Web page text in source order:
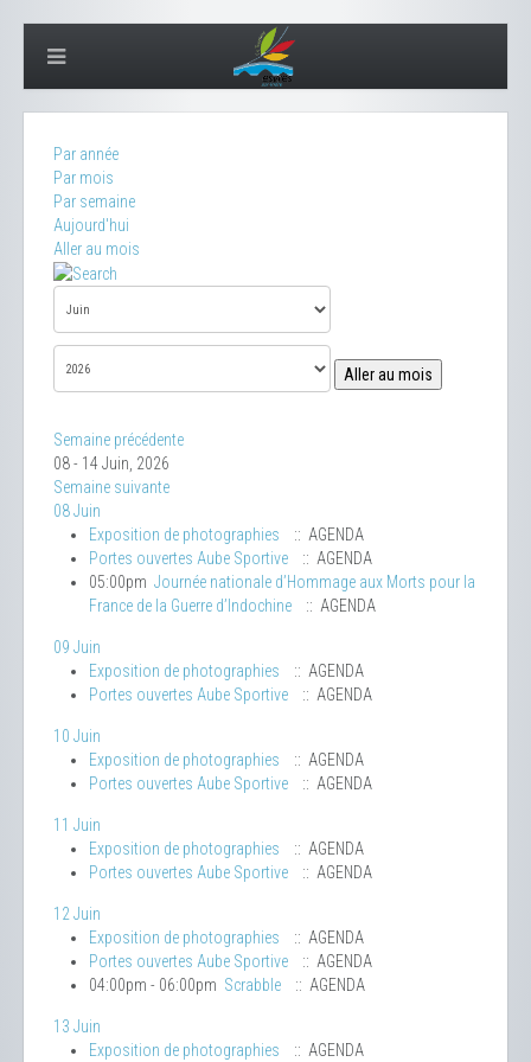
Par année
Par mois
Par semaine
Aujourd'hui
Aller au mois
Aller au mois
Semaine précédente
08 - 14 Juin, 2026
Semaine suivante
08 Juin
Exposition de photographies
:: AGENDA
Portes ouvertes Aube Sportive
:: AGENDA
05:00pm Journée nationale d’Hommage aux Morts pour la
France de la Guerre d’Indochine
:: AGENDA
09 Juin
Exposition de photographies
:: AGENDA
Portes ouvertes Aube Sportive
:: AGENDA
10 Juin
Exposition de photographies
:: AGENDA
Portes ouvertes Aube Sportive
:: AGENDA
11 Juin
Exposition de photographies
:: AGENDA
Portes ouvertes Aube Sportive
:: AGENDA
12 Juin
Exposition de photographies
:: AGENDA
Portes ouvertes Aube Sportive
:: AGENDA
04:00pm - 06:00pm Scrabble :: AGENDA
13 Juin
Exposition de photographies
:: AGENDA